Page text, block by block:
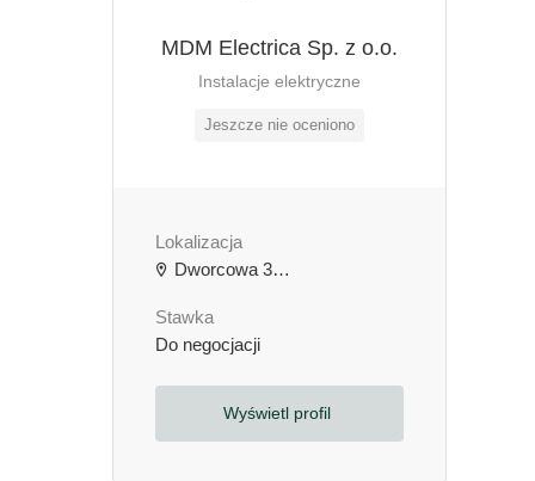
MDM Electrica Sp. z o.o.
Instalacje elektryczne
Jeszcze nie oceniono
Lokalizacja
Dworcowa 3b, 64-000 Kościan, Polska
Stawka
Do negocjacji
Wyświetl profil